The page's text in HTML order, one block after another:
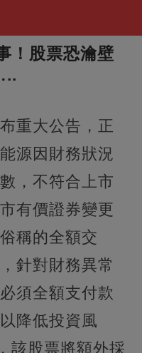
！股票恐瀹壁
重大公告，正
源因財務狀況
，不符合上市
有價證券變更
稱的全額交
針對財務異常
須全額支付款
降低投資風
該股票將額外採